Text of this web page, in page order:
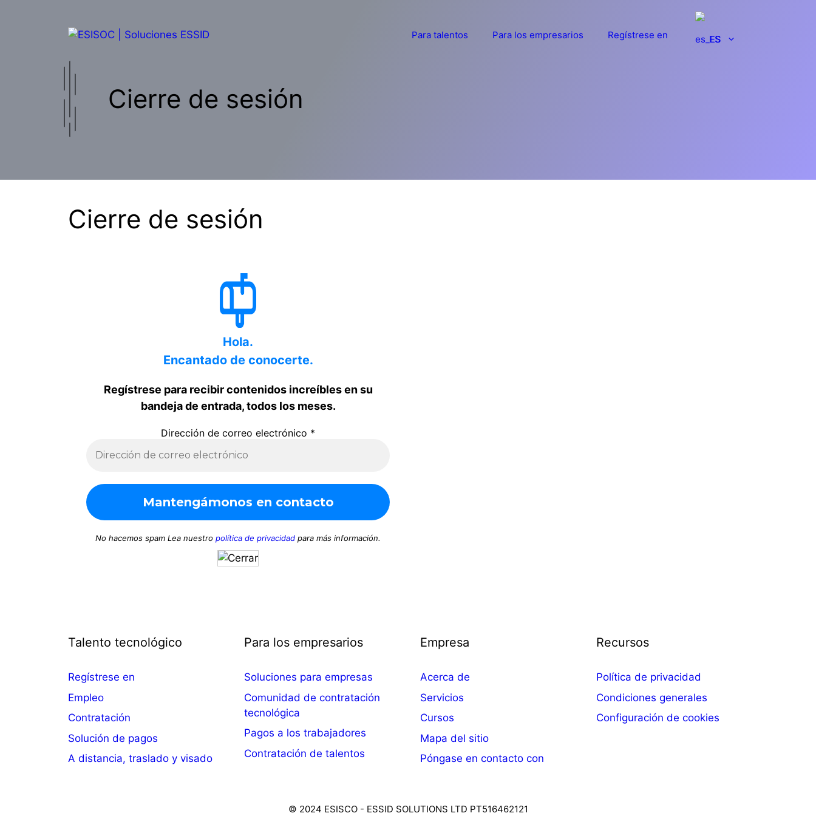
Para talentos Para los empresarios Regístrese en ES
Cierre de sesión
Cierre de sesión
Hola.
Encantado de conocerte.
Regístrese para recibir contenidos increíbles en su
bandeja de entrada, todos los meses.
Dirección de correo electrónico *
No hacemos spam Lea nuestro política de privacidad para más información.
Talento tecnológico
Regístrese en
Empleo
Contratación
Solución de pagos
A distancia, traslado y visado
Para los empresarios
Soluciones para empresas
Comunidad de contratación
tecnológica
Pagos a los trabajadores
Contratación de talentos
Empresa
Acerca de
Servicios
Cursos
Mapa del sitio
Póngase en contacto con
Recursos
Política de privacidad
Condiciones generales
Configuración de cookies
© 2024 ESISCO - ESSID SOLUTIONS LTD PT516462121